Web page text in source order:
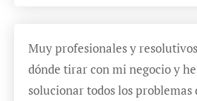
Muy profesionales y
dónde tirar con mi negocio y
solucionar todos los problemas